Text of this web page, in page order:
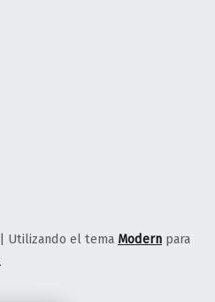
| Utilizando el tema Modern para